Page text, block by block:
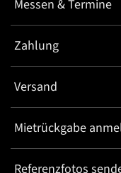
Messen & Termine
Zahlung
Versand
Mietrückgabe
Referenzfotos